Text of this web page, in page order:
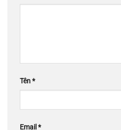
Tên*
Email *